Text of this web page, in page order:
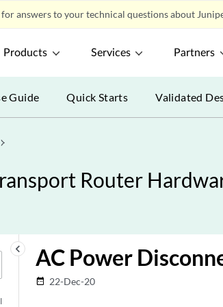
for answers to your technical questions about
Products Services Partners
Guide Quick Starts Validated
Router
keyboard_arrow_left AC Power
date_range 22-Dec-20